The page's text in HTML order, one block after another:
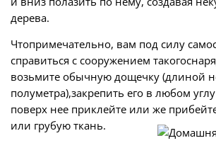
дерева.
Чтопримечательно, вам под силу
справиться с сооружением
возьмите обычную дощечку (длиной
полуметра),закрепить его в любом
поверх нее приклейте или же
или грубую ткань.